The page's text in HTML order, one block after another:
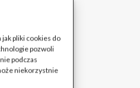
pliki cookies do
pozwoli
podczas
niekorzystnie